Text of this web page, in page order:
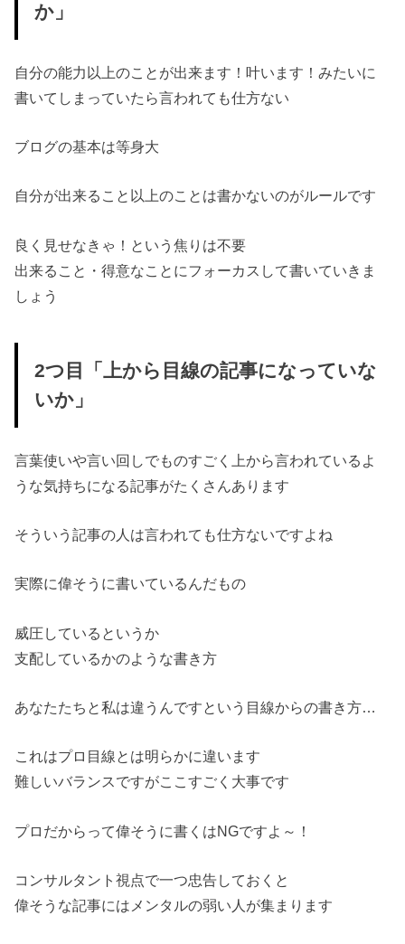
か」
自分の能力以上のことが出来ます！叶います！みたいに
書いてしまっていたら言われても仕方ない
ブログの基本は等身大
自分が出来ること以上のことは書かないのがルールです
良く見せなきゃ！という焦りは不要
出来ること・得意なことにフォーカスして書いていきま
しょう
2つ目「上から目線の記事になっていな
いか」
言葉使いや言い回しでものすごく上から言われているよ
うな気持ちになる記事がたくさんあります
そういう記事の人は言われても仕方ないですよね
実際に偉そうに書いているんだもの
威圧しているというか
支配しているかのような書き方
あなたたちと私は違うんですという目線からの書き方…
これはプロ目線とは明らかに違います
難しいバランスですがここすごく大事です
プロだからって偉そうに書くはNGですよ～！
コンサルタント視点で一つ忠告しておくと
偉そうな記事にはメンタルの弱い人が集まります